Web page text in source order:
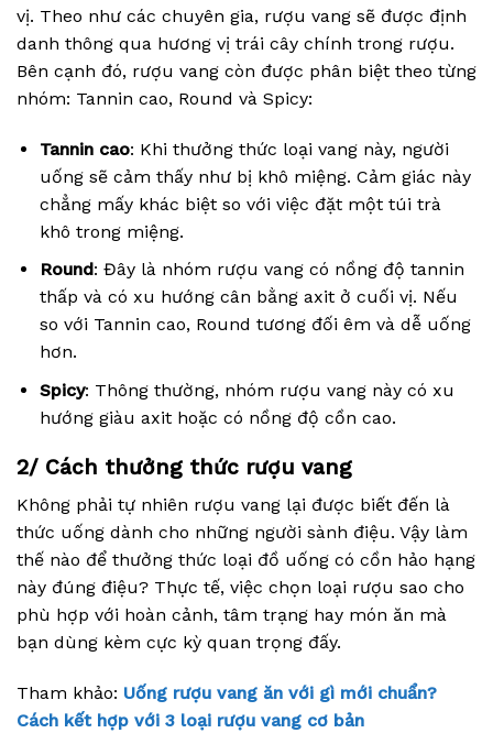
vị. Theo như các chuyên gia, rượu vang sẽ được định
danh thông qua hương vị trái cây chính trong rượu.
Bên cạnh đó, rượu vang còn được phân biệt theo từng
nhóm: Tannin cao, Round và Spicy:
Tannin cao: Khi thưởng thức loại vang này, người
uống sẽ cảm thấy như bị khô miệng. Cảm giác này
chẳng mấy khác biệt so với việc đặt một túi trà
khô trong miệng.
Round: Đây là nhóm rượu vang có nồng độ tannin
thấp và có xu hướng cân bằng axit ở cuối vị. Nếu
so với Tannin cao, Round tương đối êm và dễ uống
hơn.
Spicy: Thông thường, nhóm rượu vang này có xu
hướng giàu axit hoặc có nồng độ cồn cao.
2/ Cách thưởng thức rượu vang
Không phải tự nhiên rượu vang lại được biết đến là
thức uống dành cho những người sành điệu. Vậy làm
thế nào để thưởng thức loại đồ uống có cồn hảo hạng
này đúng điệu? Thực tế, việc chọn loại rượu sao cho
phù hợp với hoàn cảnh, tâm trạng hay món ăn mà
bạn dùng kèm cực kỳ quan trọng đấy.
Tham khảo: Uống rượu vang ăn với gì mới chuẩn?
Cách kết hợp với 3 loại rượu vang cơ bản